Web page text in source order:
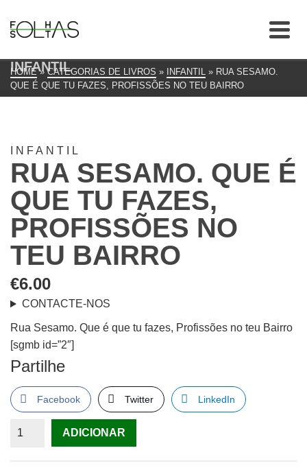
INFANTIL
HOME » CATEGORIAS DE LIVROS » INFANTIL » RUA SESAMO.
QUE É QUE TU FAZES, PROFISSÕES NO TEU BAIRRO
INFANTIL
RUA SESAMO. QUE É
QUE TU FAZES,
PROFISSÕES NO
TEU BAIRRO
€6.00
CONTACTE-NOS
Rua Sesamo. Que é que tu fazes, Profissões no teu Bairro
[sgmb id=”2″]
Partilhe
Facebook Twitter LinkedIn
QuantidadeADICIONAR